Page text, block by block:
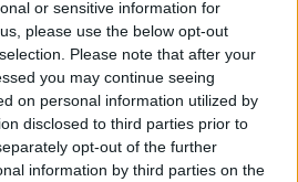
or sensitive information for
please use the below opt-out
Please note that after your
you may continue seeing
on personal information utilized by
disclosed to third parties prior to
opt-out of the further
information by third parties on the